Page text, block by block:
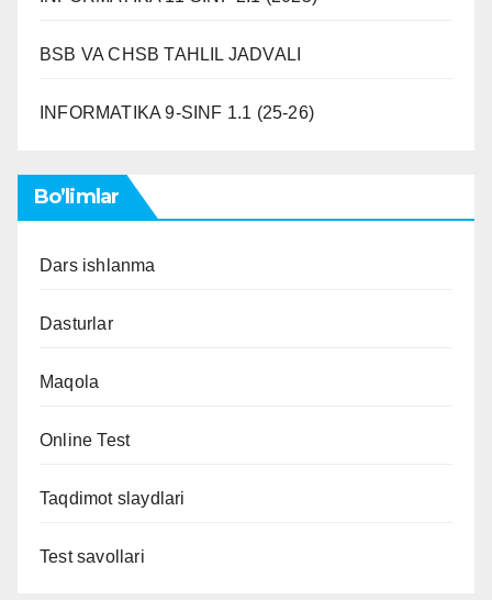
BSB VA CHSB TAHLIL JADVALI
INFORMATIKA 9-SINF 1.1 (25-26)
Bo’limlar
Dars ishlanma
Dasturlar
Maqola
Online Test
Taqdimot slaydlari
Test savollari